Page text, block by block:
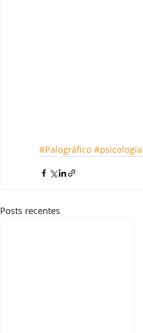
#Palográfico #psicologia
Posts recentes